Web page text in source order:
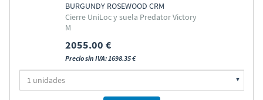
BURGUNDY ROSEWOOD CRM
Cierre UniLoc y suela Predator Victory
M
2055.00 €
Precio sin IVA: 1698.35 €